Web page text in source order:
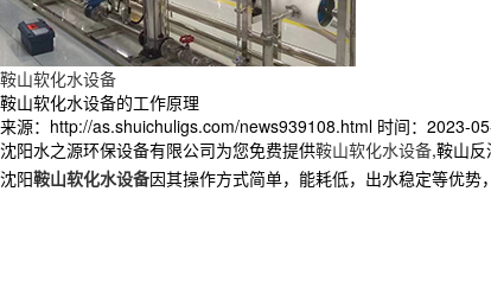
鞍山软化水设备的工作原理
来源：http://as.shuichuligs.com/news939108.html 时间：2023-
沈阳水之源环保设备有限公司为您免费提供鞍山软化水设备,鞍山
沈阳鞍山软化水设备因其操作方式简单，能耗低，出水稳定等优
鞍山软化水设备